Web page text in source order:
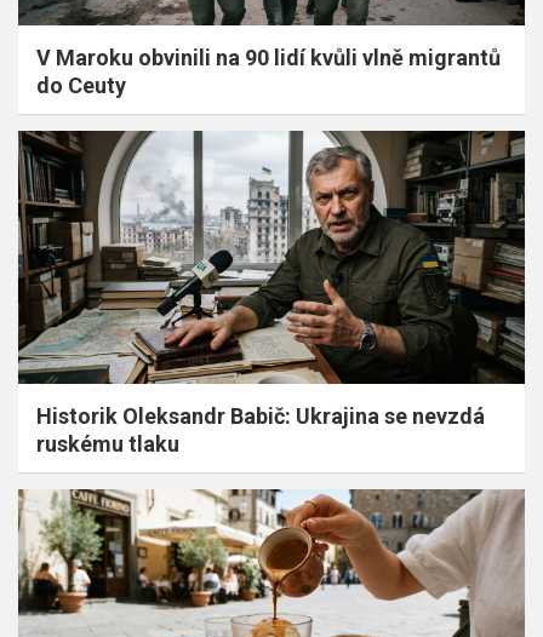
V Maroku obvinili na 90 lidí kvůli vlně migrantů
do Ceuty
Historik Oleksandr Babič: Ukrajina se nevzdá
ruskému tlaku